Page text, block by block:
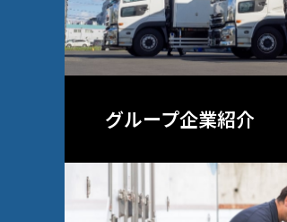
グループ企業紹介